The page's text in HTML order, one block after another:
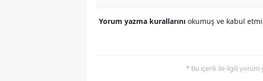
Yorum yazma kurallarını okumuş ve kabul etmiş
* Bu içerik ile ilgili yorum